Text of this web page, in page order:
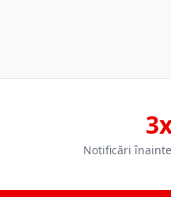
Notificări